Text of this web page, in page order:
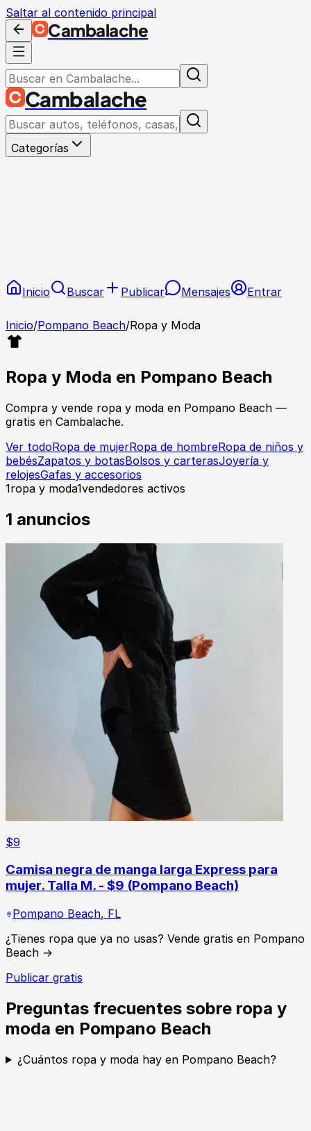
Saltar al contenido principal
Cambalache
Cambalache
Categorías
Inicio Buscar Publicar Mensajes Entrar
Inicio/Pompano Beach/Ropa y Moda
Ropa y Moda en Pompano Beach
Compra y vende ropa y moda en Pompano Beach —
gratis en Cambalache.
Ver todoRopa de mujerRopa de hombreRopa de niños y
bebésZapatos y botasBolsos y carterasJoyería y
relojesGafas y accesorios
1ropa y moda1vendedores activos
1 anuncios
$9
Camisa negra de manga larga Express para
mujer. Talla M. - $9 (Pompano Beach)
Pompano Beach, FL
¿Tienes ropa que ya no usas? Vende gratis en Pompano
Beach →
Publicar gratis
Preguntas frecuentes sobre ropa y
moda en Pompano Beach
¿Cuántos ropa y moda hay en Pompano Beach?